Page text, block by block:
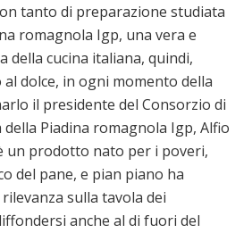
tanto di preparazione studiata
romagnola Igp, una vera e
cucina italiana, quindi,
al dolce, in ogni momento della
il presidente del Consorzio di
Piadina romagnola Igp, Alfio
un prodotto nato per i poveri,
del pane, e pian piano ha
sulla tavola dei
anche al di fuori del